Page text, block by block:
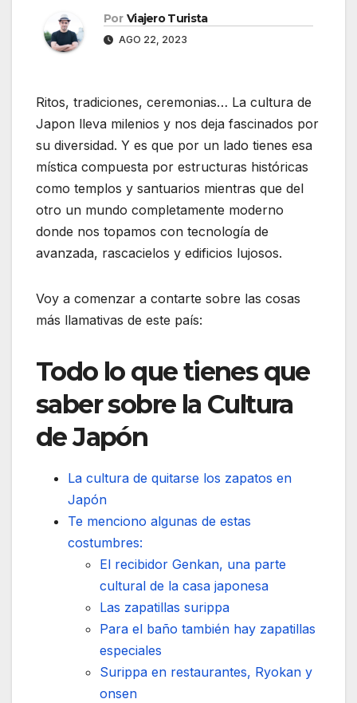
Por Viajero Turista
AGO 22, 2023
Ritos, tradiciones, ceremonias… La cultura de
Japon lleva milenios y nos deja fascinados por
su diversidad. Y es que por un lado tienes esa
mística compuesta por estructuras históricas
como templos y santuarios mientras que del
otro un mundo completamente moderno
donde nos topamos con tecnología de
avanzada, rascacielos y edificios lujosos.
Voy a comenzar a contarte sobre las cosas
más llamativas de este país:
Todo lo que tienes que
saber sobre la Cultura
de Japón
La cultura de quitarse los zapatos en
Japón
Te menciono algunas de estas
costumbres:
El recibidor Genkan, una parte
cultural de la casa japonesa
Las zapatillas surippa
Para el baño también hay zapatillas
especiales
Surippa en restaurantes, Ryokan y
onsen